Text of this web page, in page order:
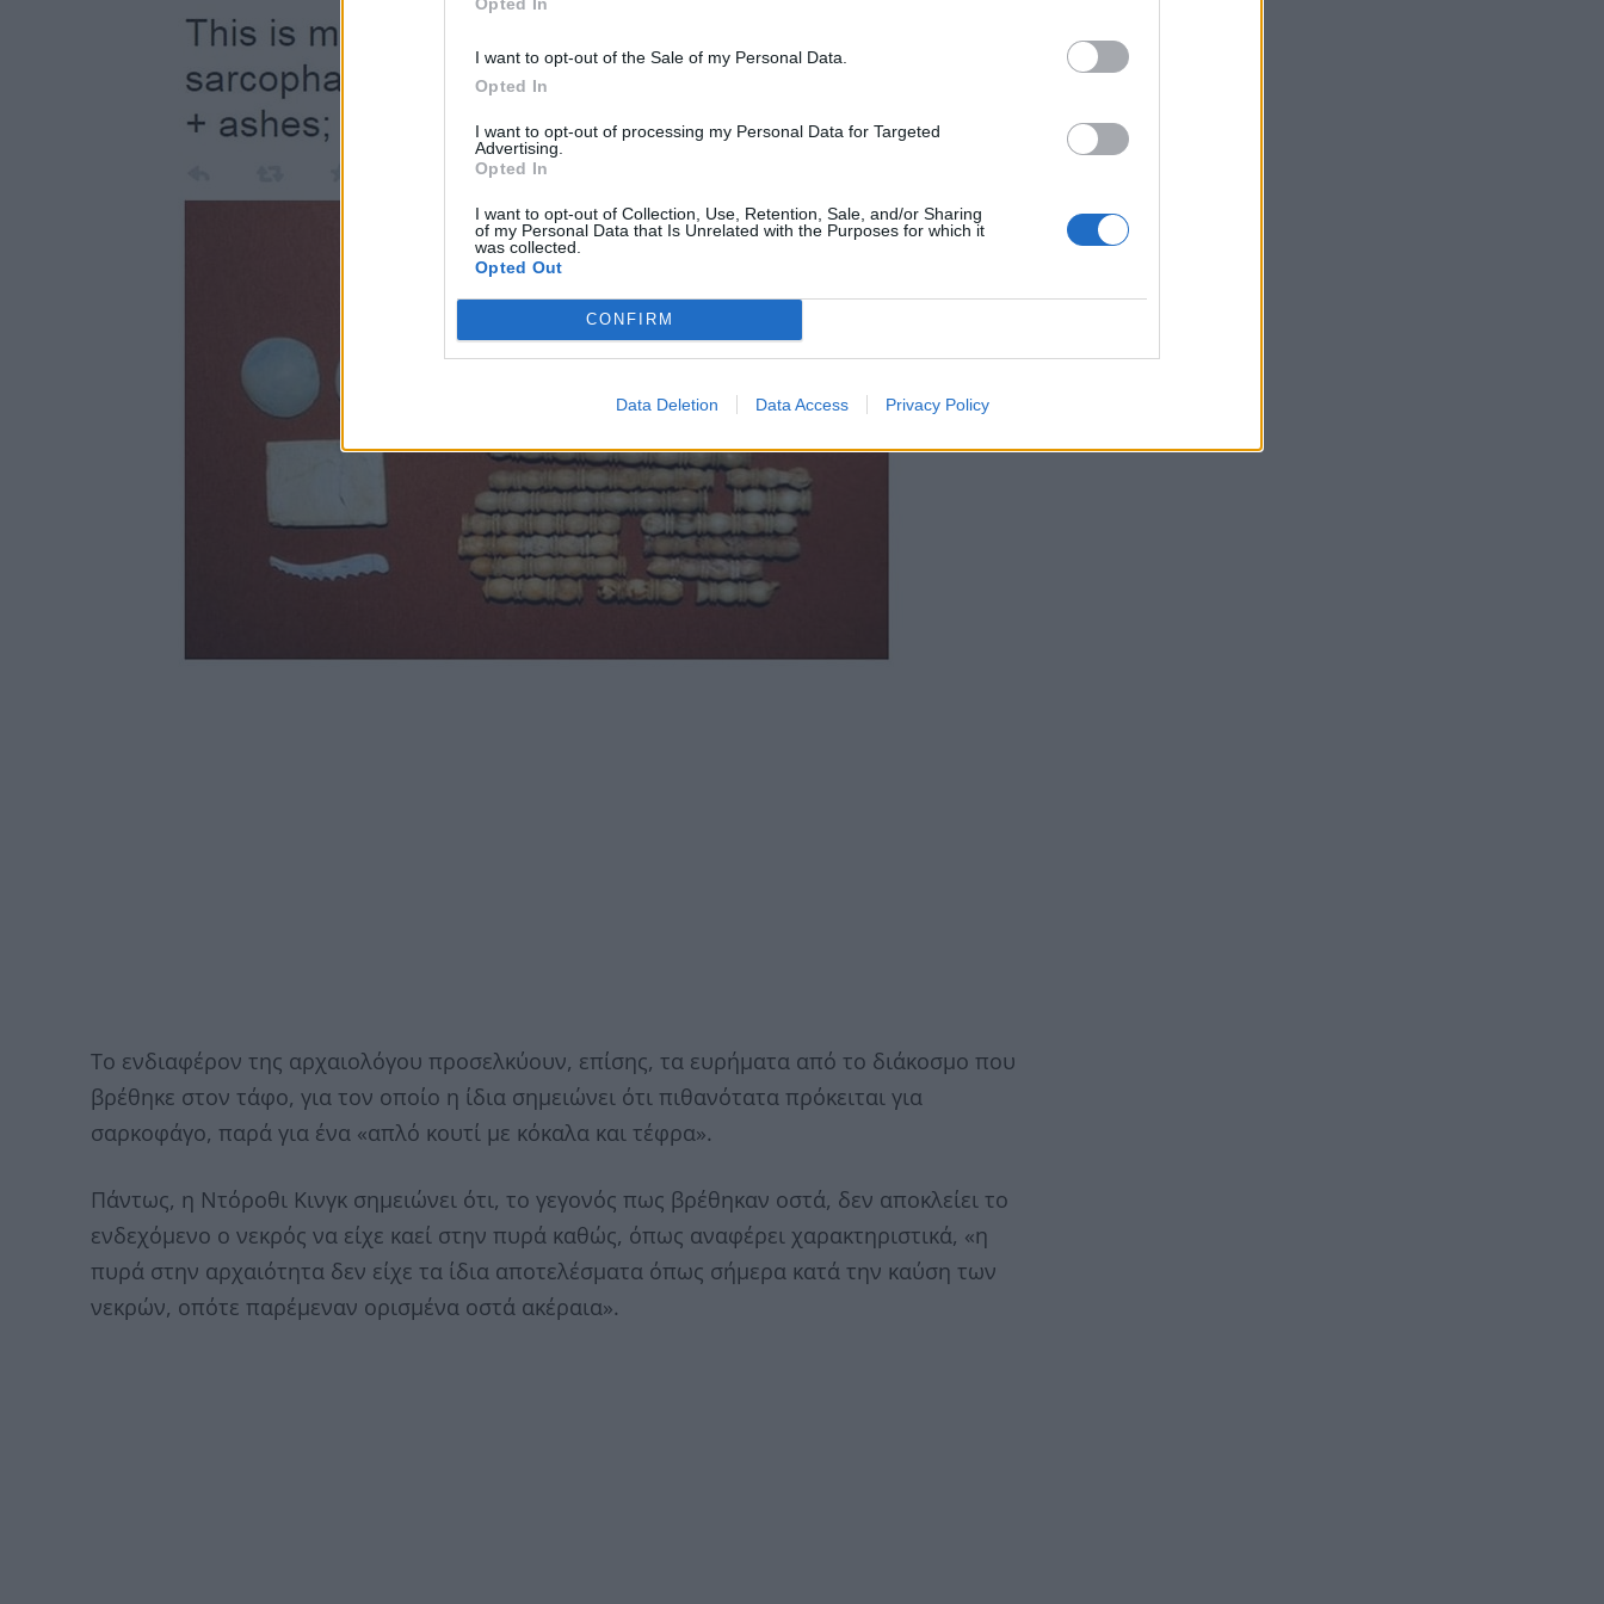
I want to opt-out of the Sale of my Personal Data.
Opted In
I want to opt-out of processing my Personal Data for Targeted
Advertising.
Opted In
I want to opt-out of Collection, Use, Retention, Sale, and/or Sharing
of my Personal Data that Is Unrelated with the Purposes for which it
was collected.
Opted Out
CONFIRM
Data Deletion Data Access Privacy Policy
Το ενδιαφέρον της αρχαιολόγου προσελκύουν, επίσης, τα ευρήματα από το διάκοσμο που
βρέθηκε στον τάφο, για τον οποίο η ίδια σημειώνει ότι πιθανότατα πρόκειται για
σαρκοφάγο, παρά για ένα «απλό κουτί με κόκαλα και τέφρα».
Πάντως, η Ντόροθι Κινγκ σημειώνει ότι, το γεγονός πως βρέθηκαν οστά, δεν αποκλείει το
ενδεχόμενο ο νεκρός να είχε καεί στην πυρά καθώς, όπως αναφέρει χαρακτηριστικά, «η
πυρά στην αρχαιότητα δεν είχε τα ίδια αποτελέσματα όπως σήμερα κατά την καύση των
νεκρών, οπότε παρέμεναν ορισμένα οστά ακέραια».